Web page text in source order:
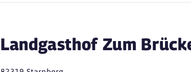
Landgasthof Zum